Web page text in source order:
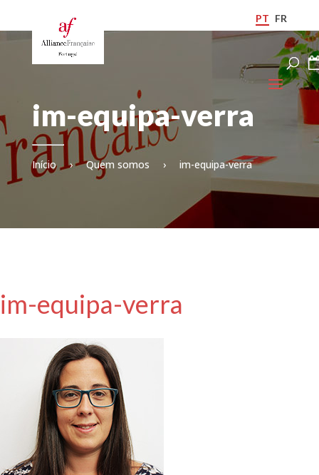
PT FR
im-equipa-verra
Início › Quem somos › im-equipa-verra
im-equipa-verra